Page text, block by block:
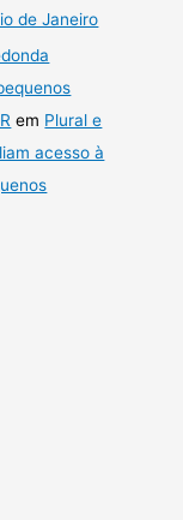
de Janeiro
em Plural e
acesso à